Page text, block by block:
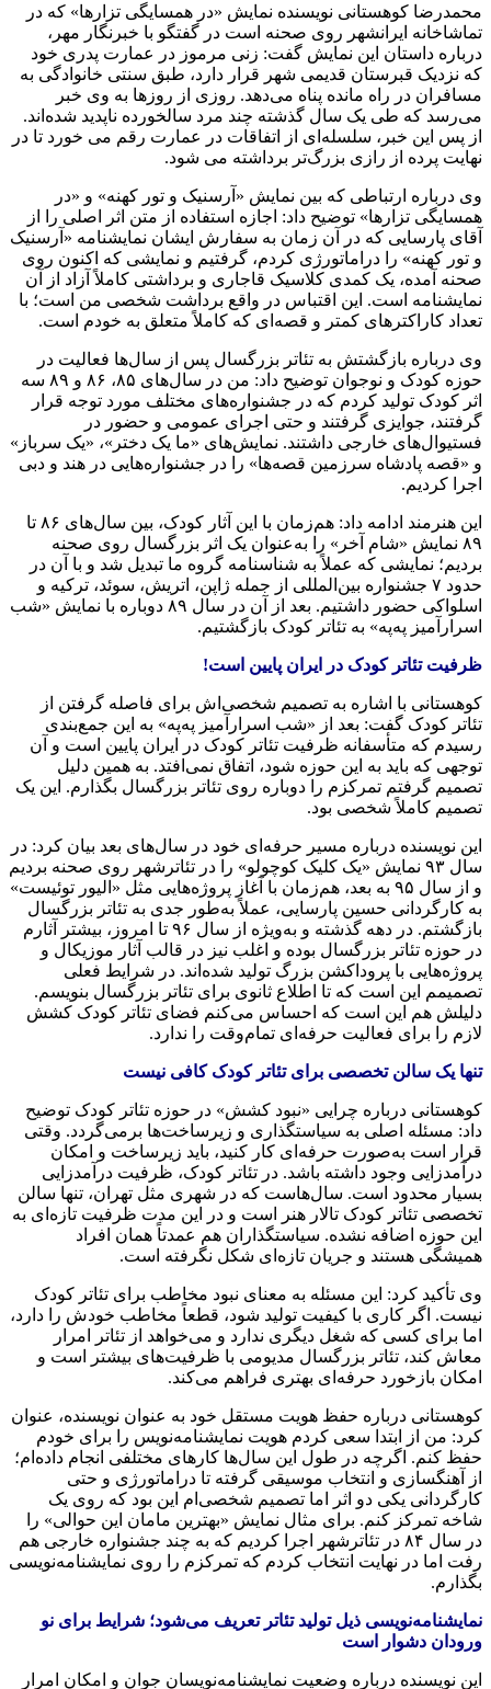
محمدرضا کوهستانی نویسنده نمایش «در همسایگی تزارها» که در
تماشاخانه ایرانشهر روی صحنه است در گفتگو با خبرنگار مهر،
درباره داستان این نمایش گفت: زنی مرموز در عمارت پدری خود
که نزدیک قبرستان قدیمی شهر قرار دارد، طبق سنتی‌ خانوادگی به
مسافران در راه مانده پناه می‌دهد. روزی از روزها به وی خبر
می‌رسد که طی یک سال گذشته چند مرد سالخورده ناپدید شده‌اند.
از پس این خبر، سلسله‌ای از اتفاقات در عمارت رقم می خورد تا در
نهایت پرده از رازی بزرگ‌تر برداشته می شود.
وی درباره ارتباطی که بین نمایش «آرسنیک و تور کهنه» و «در
همسایگی تزارها» توضیح داد: اجازه استفاده از متن اثر اصلی را از
آقای پارسایی که در آن زمان به سفارش ایشان نمایشنامه «آرسنیک
و تور کهنه» را دراماتورژی کردم، گرفتیم و نمایشی که اکنون روی
صحنه آمده، یک کمدی کلاسیک قاجاری و برداشتی کاملاً آزاد از آن
نمایشنامه است. این اقتباس در واقع برداشت شخصی من است؛ با
تعداد کاراکترهای کمتر و قصه‌ای که کاملاً متعلق به خودم است.
وی درباره بازگشتش به تئاتر بزرگسال پس از سال‌ها فعالیت در
حوزه کودک و نوجوان توضیح داد: من در سال‌های ۸۵، ۸۶ و ۸۹ سه
اثر کودک تولید کردم که در جشنواره‌های مختلف مورد توجه قرار
گرفتند، جوایزی گرفتند و حتی اجرای عمومی و حضور در
فستیوال‌های خارجی داشتند. نمایش‌های «ما یک دختر»، «یک سرباز»
و «قصه پادشاه سرزمین قصه‌ها» را در جشنواره‌هایی در هند و دبی
اجرا کردیم.
این هنرمند ادامه داد: هم‌زمان با این آثار کودک، بین سال‌های ۸۶ تا
۸۹ نمایش «شام آخر» را به‌عنوان یک اثر بزرگسال روی صحنه
بردیم؛ نمایشی که عملاً به شناسنامه گروه ما تبدیل شد و با آن در
حدود ۷ جشنواره بین‌المللی از جمله ژاپن، اتریش، سوئد، ترکیه و
اسلواکی حضور داشتیم. بعد از آن در سال ۸۹ دوباره با نمایش «شب
اسرارآمیز په‌په» به تئاتر کودک بازگشتیم.
ظرفیت تئاتر کودک در ایران پایین است!
کوهستانی با اشاره به تصمیم شخصی‌اش برای فاصله گرفتن از
تئاتر کودک گفت: بعد از «شب اسرارآمیز په‌په» به این جمع‌بندی
رسیدم که متأسفانه ظرفیت تئاتر کودک در ایران پایین است و آن
توجهی که باید به این حوزه شود، اتفاق نمی‌افتد. به همین دلیل
تصمیم گرفتم تمرکزم را دوباره روی تئاتر بزرگسال بگذارم. این یک
تصمیم کاملاً شخصی بود.
این نویسنده درباره مسیر حرفه‌ای خود در سال‌های بعد بیان کرد: در
سال ۹۳ نمایش «یک کلیک کوچولو» را در تئاترشهر روی صحنه بردیم
و از سال ۹۵ به بعد، هم‌زمان با آغاز پروژه‌هایی مثل «الیور توئیست»
به کارگردانی حسین پارسایی، عملاً به‌طور جدی به تئاتر بزرگسال
بازگشتم. در دهه گذشته و به‌ویژه از سال ۹۶ تا امروز، بیشتر آثارم
در حوزه تئاتر بزرگسال بوده و اغلب نیز در قالب آثار موزیکال و
پروژه‌هایی با پروداکشن بزرگ تولید شده‌اند. در شرایط فعلی
تصمیمم این است که تا اطلاع ثانوی برای تئاتر بزرگسال بنویسم.
دلیلش هم این است که احساس می‌کنم فضای تئاتر کودک کشش
لازم را برای فعالیت حرفه‌ای تمام‌وقت را ندارد.
تنها یک سالن تخصصی برای تئاتر کودک کافی نیست
کوهستانی درباره چرایی «نبود کشش» در حوزه تئاتر کودک توضیح
داد: مسئله اصلی به سیاستگذاری و زیرساخت‌ها برمی‌گردد. وقتی
قرار است به‌صورت حرفه‌ای کار کنید، باید زیرساخت و امکان
درآمدزایی وجود داشته باشد. در تئاتر کودک، ظرفیت درآمدزایی
بسیار محدود است. سال‌هاست که در شهری مثل تهران، تنها سالن
تخصصی تئاتر کودک تالار هنر است و در این مدت ظرفیت تازه‌ای به
این حوزه اضافه نشده. سیاستگذاران هم عمدتاً همان افراد
همیشگی هستند و جریان تازه‌ای شکل نگرفته است.
وی تأکید کرد: این مسئله به معنای نبود مخاطب برای تئاتر کودک
نیست. اگر کاری با کیفیت تولید شود، قطعاً مخاطب خودش را دارد،
اما برای کسی که شغل دیگری ندارد و می‌خواهد از تئاتر امرار
معاش کند، تئاتر بزرگسال مدیومی با ظرفیت‌های بیشتر است و
امکان بازخورد حرفه‌ای بهتری فراهم می‌کند.
کوهستانی درباره حفظ هویت مستقل خود به عنوان نویسنده، عنوان
کرد: من از ابتدا سعی کردم هویت نمایشنامه‌نویس را برای خودم
حفظ کنم. اگرچه در طول این سال‌ها کارهای مختلفی انجام داده‌ام؛
از آهنگسازی و انتخاب موسیقی گرفته تا دراماتورژی و حتی
کارگردانی یکی دو اثر اما تصمیم شخصی‌ام این بود که روی یک
شاخه تمرکز کنم. برای مثال نمایش «بهترین مامان این حوالی» را
در سال ۸۴ در تئاترشهر اجرا کردیم که به چند جشنواره خارجی هم
رفت اما در نهایت انتخاب کردم که تمرکزم را روی نمایشنامه‌نویسی
بگذارم.
نمایشنامه‌نویسی ذیل تولید تئاتر تعریف می‌شود؛ شرایط برای نو
ورودان دشوار است
این نویسنده درباره وضعیت نمایشنامه‌نویسان جوان و امکان امرار